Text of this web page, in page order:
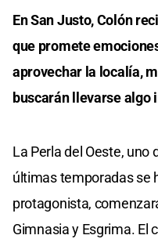
En San Justo, Colón
que promete
aprovechar la localía,
buscarán llevarse algo
La Perla del Oeste, uno
últimas temporadas se
protagonista,
Gimnasia y Esgrima. El